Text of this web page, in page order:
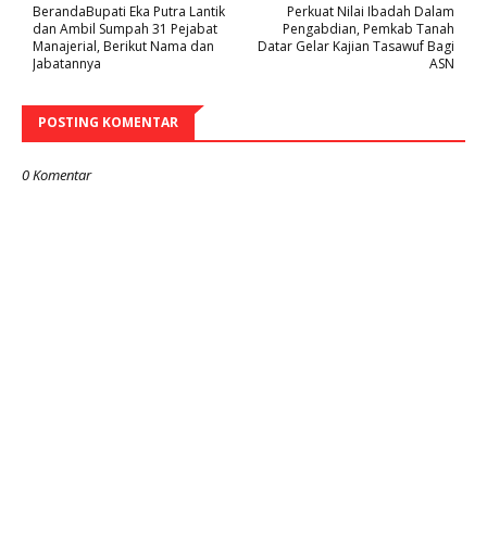
Perkuat Nilai Ibadah Dalam
Pengabdian, Pemkab Tanah
Datar Gelar Kajian Tasawuf Bagi
ASN
BerandaBupati Eka Putra Lantik
dan Ambil Sumpah 31 Pejabat
Manajerial, Berikut Nama dan
Jabatannya
POSTING KOMENTAR
0 Komentar